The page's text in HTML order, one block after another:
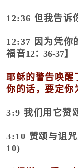
12:36 但我告诉
12:37 因为凭你
福音12：36-37】
耶稣的警告唤醒
你的话，要定你
3:9 我们用它赞
3:10 赞颂与诅
10)